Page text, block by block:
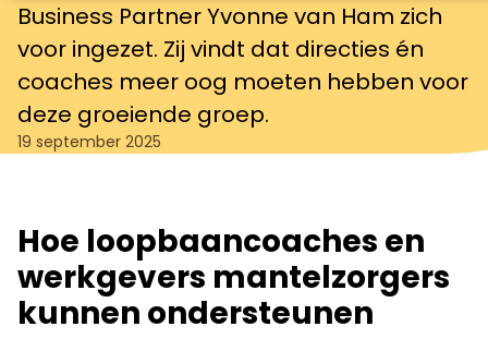
Business Partner Yvonne van Ham zich
voor ingezet. Zij vindt dat directies én
coaches meer oog moeten hebben voor
deze groeiende groep.
19 september 2025
Hoe loopbaancoaches en
werkgevers mantelzorgers
kunnen ondersteunen